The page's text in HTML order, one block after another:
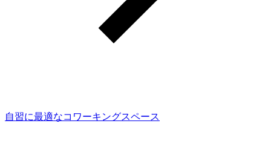
自習に最適なコワーキングスペース